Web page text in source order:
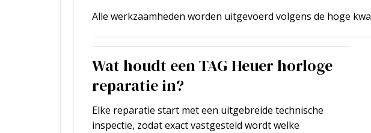
Alle werkzaamheden worden uitgevoerd volgens de hoge
Wat houdt een TAG Heuer horloge
reparatie in?
Elke reparatie start met een uitgebreide technische
inspectie, zodat exact vastgesteld wordt welke